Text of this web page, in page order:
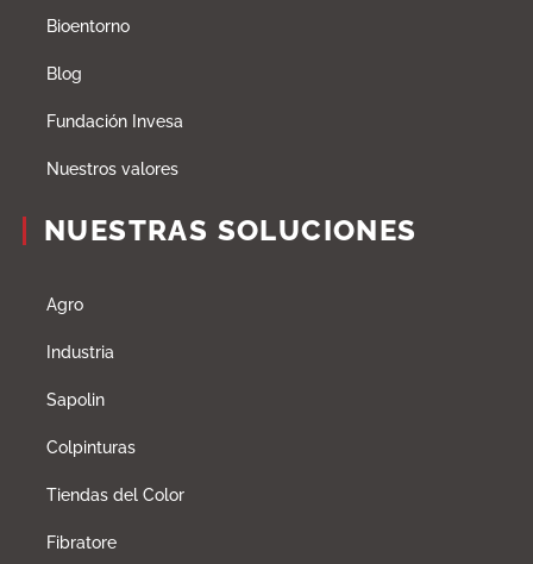
Bioentorno
Blog
Fundación Invesa
Nuestros valores
NUESTRAS SOLUCIONES
Agro
Industria
Sapolin
Colpinturas
Tiendas del Color
Fibratore